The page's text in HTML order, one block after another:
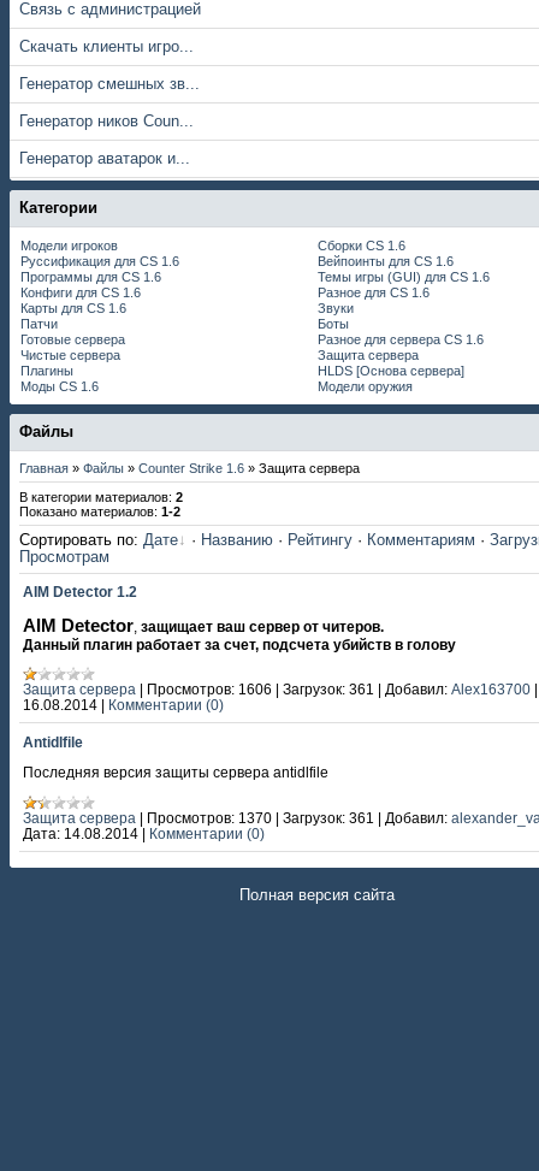
Связь с администрацией
Скачать клиенты игро...
Генератор смешных зв...
Генератор ников Coun...
Генератор аватарок и...
Категории
Модели игроков
Сборки CS 1.6
Руссификация для CS 1.6
Вейпоинты для CS 1.6
Программы для CS 1.6
Темы игры (GUI) для CS 1.6
Конфиги для CS 1.6
Разное для CS 1.6
Карты для CS 1.6
Звуки
Патчи
Боты
Готовые сервера
Разное для сервера CS 1.6
Чистые сервера
Защита сервера
Плагины
HLDS [Основа сервера]
Моды CS 1.6
Модели оружия
Файлы
Главная » Файлы » Counter Strike 1.6 » Защита сервера
В категории материалов: 2
Показано материалов: 1-2
Сортировать по: Дате · Названию · Рейтингу · Комментариям ·
Просмотрам
AIM Detector 1.2
AIM Detector защищает ваш сервер от читеров.
Данный плагин работает за счет, подсчета убийств в голову
Защита сервера Просмотров: 1606 Загрузок: 361 Добавил: Alex163700
16.08.2014
Комментарии (0)
Antidlfile
Последняя версия защиты сервера antidlfile
Защита сервера | Просмотров: 1370 | Загрузок: 361 | Добавил:
Дата: 14.08.2014 | Комментарии (0)
Полная версия сайта